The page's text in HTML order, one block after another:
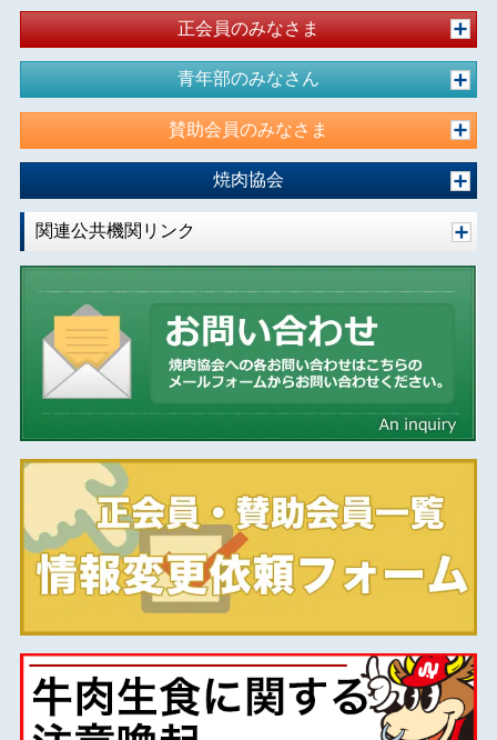
正会員のみなさま
青年部のみなさん
賛助会員のみなさま
焼肉協会
関連公共機関リンク